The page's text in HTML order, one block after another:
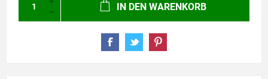
IN DEN WARENKORB